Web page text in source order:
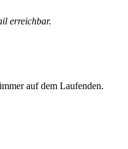
erreichbar.
auf dem Laufenden.